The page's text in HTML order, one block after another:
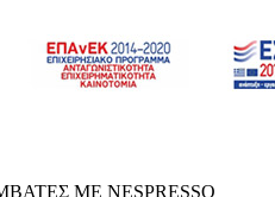
ΜΕ NESPRESSO